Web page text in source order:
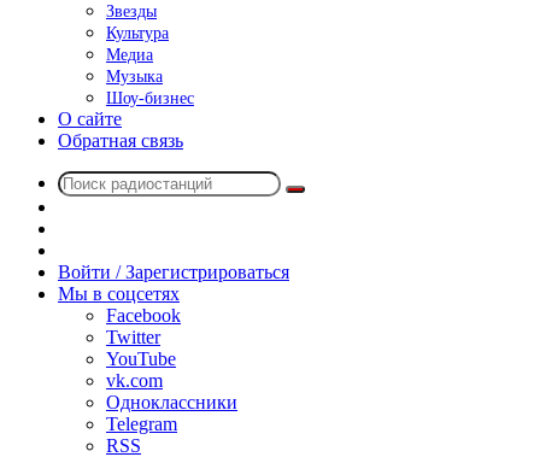
Звезды
Культура
Медиа
Музыка
Шоу-бизнес
О сайте
Обратная связь
Поиск
радио
Войти / Зарегистрироваться
Мы в соцсетях
Facebook
Twitter
YouTube
vk.com
Одноклассники
Telegram
RSS